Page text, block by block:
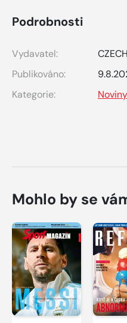
Podrobnosti
Vydavatel:
Publikováno:
Kategorie:
Noviny
Mohlo by se